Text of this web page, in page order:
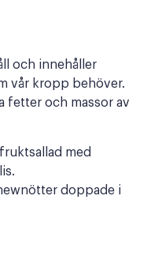
och innehåller
vår kropp behöver.
fetter och massor av
med
doppade i